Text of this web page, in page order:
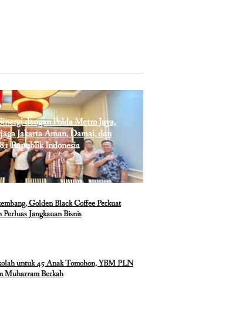
dengan Polda Metro Jaya,
Jakarta Aman, Damai, dan
Republik Indonesia
Golden Black Coffee Perkuat
Jangkauan Bisnis
untuk 45 Anak Tomohon, YBM PLN
Muharram Berkah